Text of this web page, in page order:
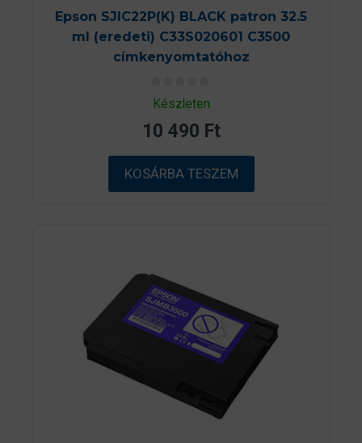
Epson SJIC22P(K) BLACK patron 32.5
ml (eredeti) C33S020601 C3500
címkenyomtatóhoz
0
a
5
b
ő
l
Készleten
10 490 Ft
KOSÁRBA TESZEM